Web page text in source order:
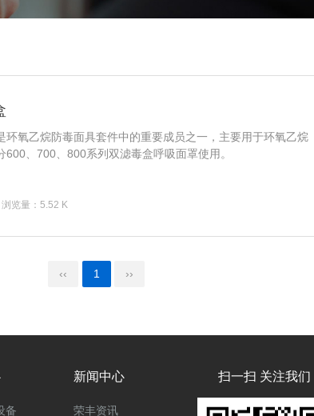
环氧乙烷防毒面具套件中的重要成员之一，主要用于环氧乙烷
600、700、800系列双滤毒盒呼吸面罩使用。
浏览量：5.52 K
‹‹ 1 ››
备
新闻中心
荣丰资讯
扫一扫 关注我们